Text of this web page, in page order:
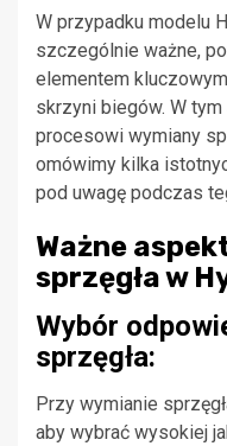
W przypadku modelu
szczególnie ważne,
elementem
skrzyni biegów. W
procesowi wymiany
omówimy kilka
pod uwagę podczas
Ważne
sprzęgła w
Wybór
sprzęgła:
Przy wymianie
aby wybrać wysokiej